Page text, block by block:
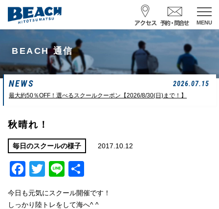
MENU
スクール予約・お問合せ
レンタル予約
サーフ ナミイーヨ
0475-32-7314
一松海岸波情報
サイズ
カターアタマ
状態
ハード
BEACH 通信
NEWS 2026.07.15
最大約50％OFF！選べるスクールクーポン【2026/8/30(日)まで！】
秋晴れ！
毎日のスクールの様子 2017.10.12
Facebook
Twitter
Line
今日も元気にスクール開催です！
しっかり陸トレをして海へ^ ^